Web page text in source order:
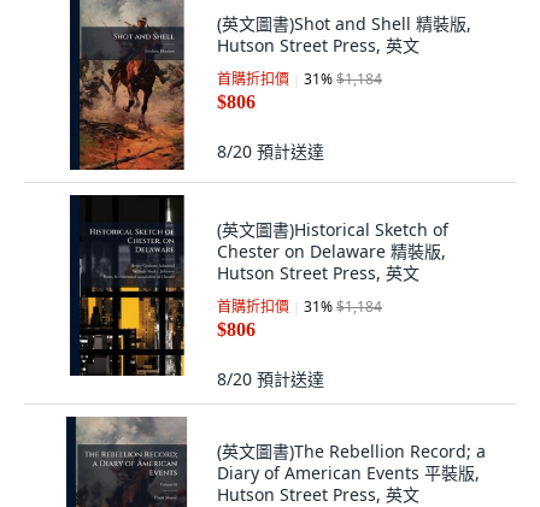
(英文圖書)Shot and Shell 精裝版,
Hutson Street Press, 英文
首購折扣價 31%$1,184
$806
8/20 預計送達
(英文圖書)Historical Sketch of
Chester on Delaware 精裝版,
Hutson Street Press, 英文
首購折扣價 31%$1,184
$806
8/20 預計送達
(英文圖書)The Rebellion Record; a
Diary of American Events 平裝版,
Hutson Street Press, 英文